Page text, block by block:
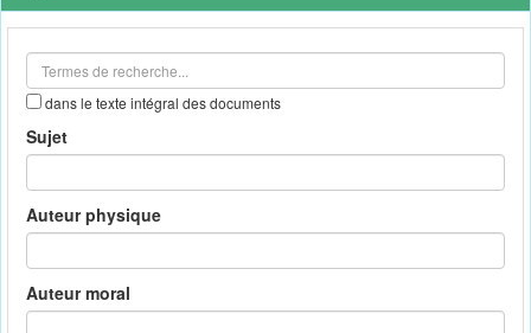
outils
dans le texte intégral des documents
Sujet
Auteur physique
Auteur moral